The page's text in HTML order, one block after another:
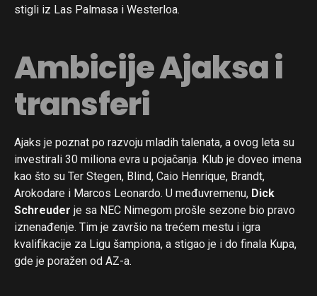
stigli iz Las Palmasa i Westerloa.
Ambicije Ajaksa i
transferi
Ajaks je poznat po razvoju mladih talenata, a ovog leta su
investirali 30 miliona evra u pojačanja. Klub je doveo imena
kao što su Ter Stegen, Blind, Caio Henrique, Brandt,
Arokodare i Marcos Leonardo. U međuvremenu, Dick
Schreuder je sa NEC Nimegom prošle sezone bio pravo
iznenađenje. Tim je završio na trećem mestu i igra
kvalifikacije za Ligu šampiona, a stigao je i do finala Kupa,
gde je poražen od AZ-a.